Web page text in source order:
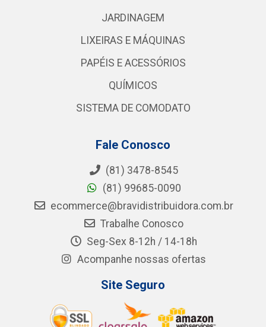
JARDINAGEM
LIXEIRAS E MÁQUINAS
PAPÉIS E ACESSÓRIOS
QUÍMICOS
SISTEMA DE COMODATO
Fale Conosco
(81) 3478-8545
(81) 99685-0090
ecommerce@bravidistribuidora.com.br
Trabalhe Conosco
Seg-Sex 8-12h / 14-18h
Acompanhe nossas ofertas
Site Seguro